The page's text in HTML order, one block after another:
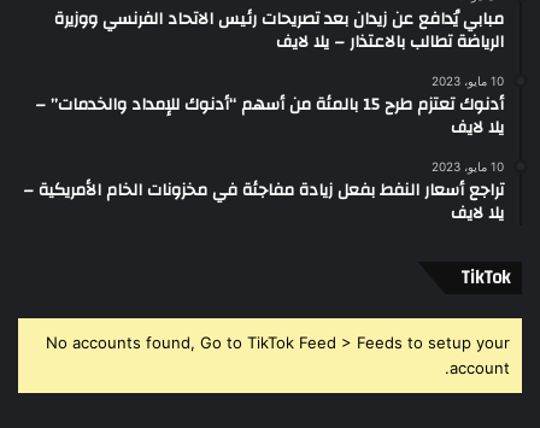
مبابي يُدافع عن زيدان بعد تصريحات رئيس الاتحاد الفرنسي ووزيرة
الرياضة تطالب بالاعتذار – يلا لايف
10 مايو، 2023
أدنوك تعتزم طرح 15 بالمئة من أسهم “أدنوك للإمداد والخدمات” –
يلا لايف
10 مايو، 2023
تراجع أسعار النفط بفعل زيادة مفاجئة في مخزونات الخام الأمريكية –
يلا لايف
‫TikTok
No accounts found, Go to TikTok Feed > Feeds to setup your
account.